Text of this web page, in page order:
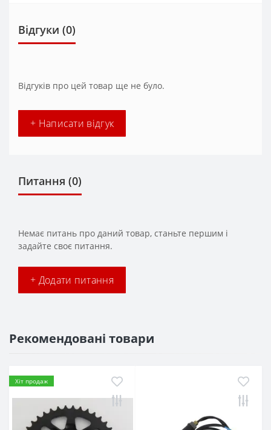
Відгуки (0)
Відгуків про цей товар ще не було.
+ Написати відгук
Питання (0)
Немає питань про даний товар, станьте першим і
задайте своє питання.
+ Додати питання
Рекомендовані товари
Хіт продаж